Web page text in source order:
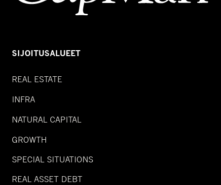
SIJOITUSALUEET
REAL ESTATE
INFRA
NATURAL CAPITAL
GROWTH
SPECIAL SITUATIONS
REAL ASSET DEBT